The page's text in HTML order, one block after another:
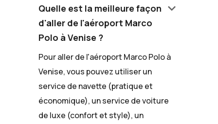
Quelle est la meilleure façon
d'aller de l'aéroport Marco
Polo à Venise ?
keyboard_arrow_down
Pour aller de l'aéroport Marco Polo à
Venise, vous pouvez utiliser un
service de navette (pratique et
économique), un service de voiture
de luxe (confort et style), un